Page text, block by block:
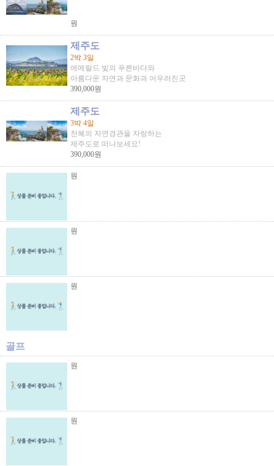
원
제주도
2박 3일
에메랄드 빛의 푸른바다와
아름다운 자연과 문화과 어우러진곳
390,000원
제주도
3박 4일
천혜의 자연경관을 자랑하는
제주도로 떠나보세요!
390,000원
원
원
원
골프
원
원